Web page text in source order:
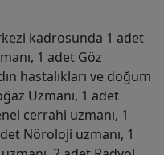
kadrosunda 1 adet
1 adet Göz
hastalıkları ve doğum
Uzmanı, 1 adet
cerrahi uzmanı, 1
Nöroloji uzmanı, 1